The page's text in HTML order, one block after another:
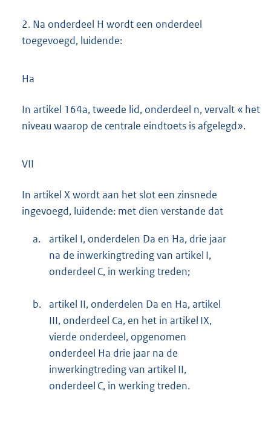
2. Na onderdeel H wordt een onderdeel
toegevoegd, luidende:
Ha
In artikel 164a, tweede lid, onderdeel n, vervalt « het
niveau waarop de centrale eindtoets is afgelegd».
VII
In artikel X wordt aan het slot een zinsnede
ingevoegd, luidende: met dien verstande dat
a.
artikel I, onderdelen Da en Ha, drie jaar
na de inwerkingtreding van artikel I,
onderdeel C, in werking treden;
b. artikel II, onderdelen Da en Ha, artikel
III, onderdeel Ca, en het in artikel IX,
vierde onderdeel, opgenomen
onderdeel Ha drie jaar na de
inwerkingtreding van artikel II,
onderdeel C, in werking treden.